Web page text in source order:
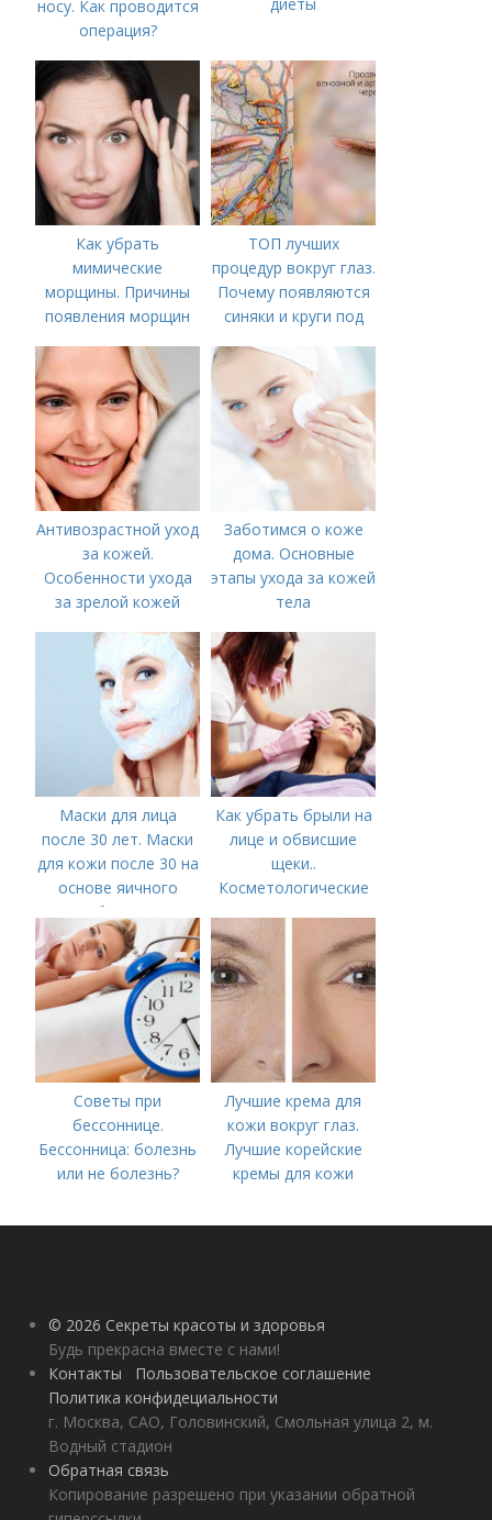
носу. Как проводится
операция?
Как убрать
мимические
морщины. Причины
появления морщин
ТОП лучших
процедур вокруг глаз.
Почему появляются
синяки и круги под
Антивозрастной уход
за кожей.
Особенности ухода
за зрелой кожей
Заботимся о коже
дома. Основные
этапы ухода за кожей
тела
Маски для лица
после 30 лет. Маски
для кожи после 30 на
основе яичного
белка
Как убрать брыли на
лице и обвисшие
щеки..
Косметологические
Советы при
бессоннице.
Бессонница: болезнь
или не болезнь?
Лучшие крема для
кожи вокруг глаз.
Лучшие корейские
кремы для кожи
году
© 2026 Секреты красоты и здоровья
Будь прекрасна вместе с нами!
Контакты
Пользовательское соглашение
Политика конфидециальности
г. Москва, САО, Головинский, Смольная улица 2, м.
Водный стадион
Обратная связь
Копирование разрешено при указании обратной